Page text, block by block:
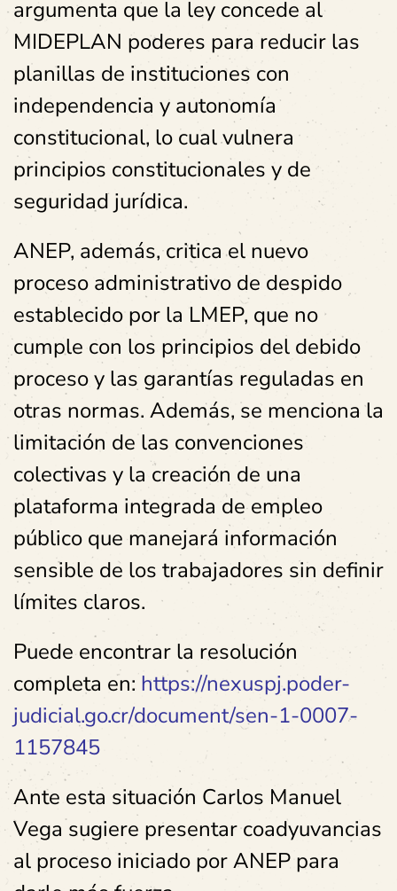
argumenta que la ley concede al
MIDEPLAN poderes para reducir las
planillas de instituciones con
independencia y autonomía
constitucional, lo cual vulnera
principios constitucionales y de
seguridad jurídica.
ANEP, además, critica el nuevo
proceso administrativo de despido
establecido por la LMEP, que no
cumple con los principios del debido
proceso y las garantías reguladas en
otras normas. Además, se menciona la
limitación de las convenciones
colectivas y la creación de una
plataforma integrada de empleo
público que manejará información
sensible de los trabajadores sin definir
límites claros.
Puede encontrar la resolución
completa en: https://nexuspj.poder-
judicial.go.cr/document/sen-1-0007-
1157845
Ante esta situación Carlos Manuel
Vega sugiere presentar coadyuvancias
al proceso iniciado por ANEP para